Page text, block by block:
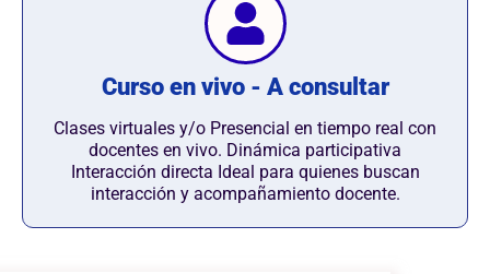
Curso en vivo - A consultar
Clases virtuales y/o Presencial en tiempo real con
docentes en vivo. Dinámica participativa
Interacción directa Ideal para quienes buscan
interacción y acompañamiento docente.